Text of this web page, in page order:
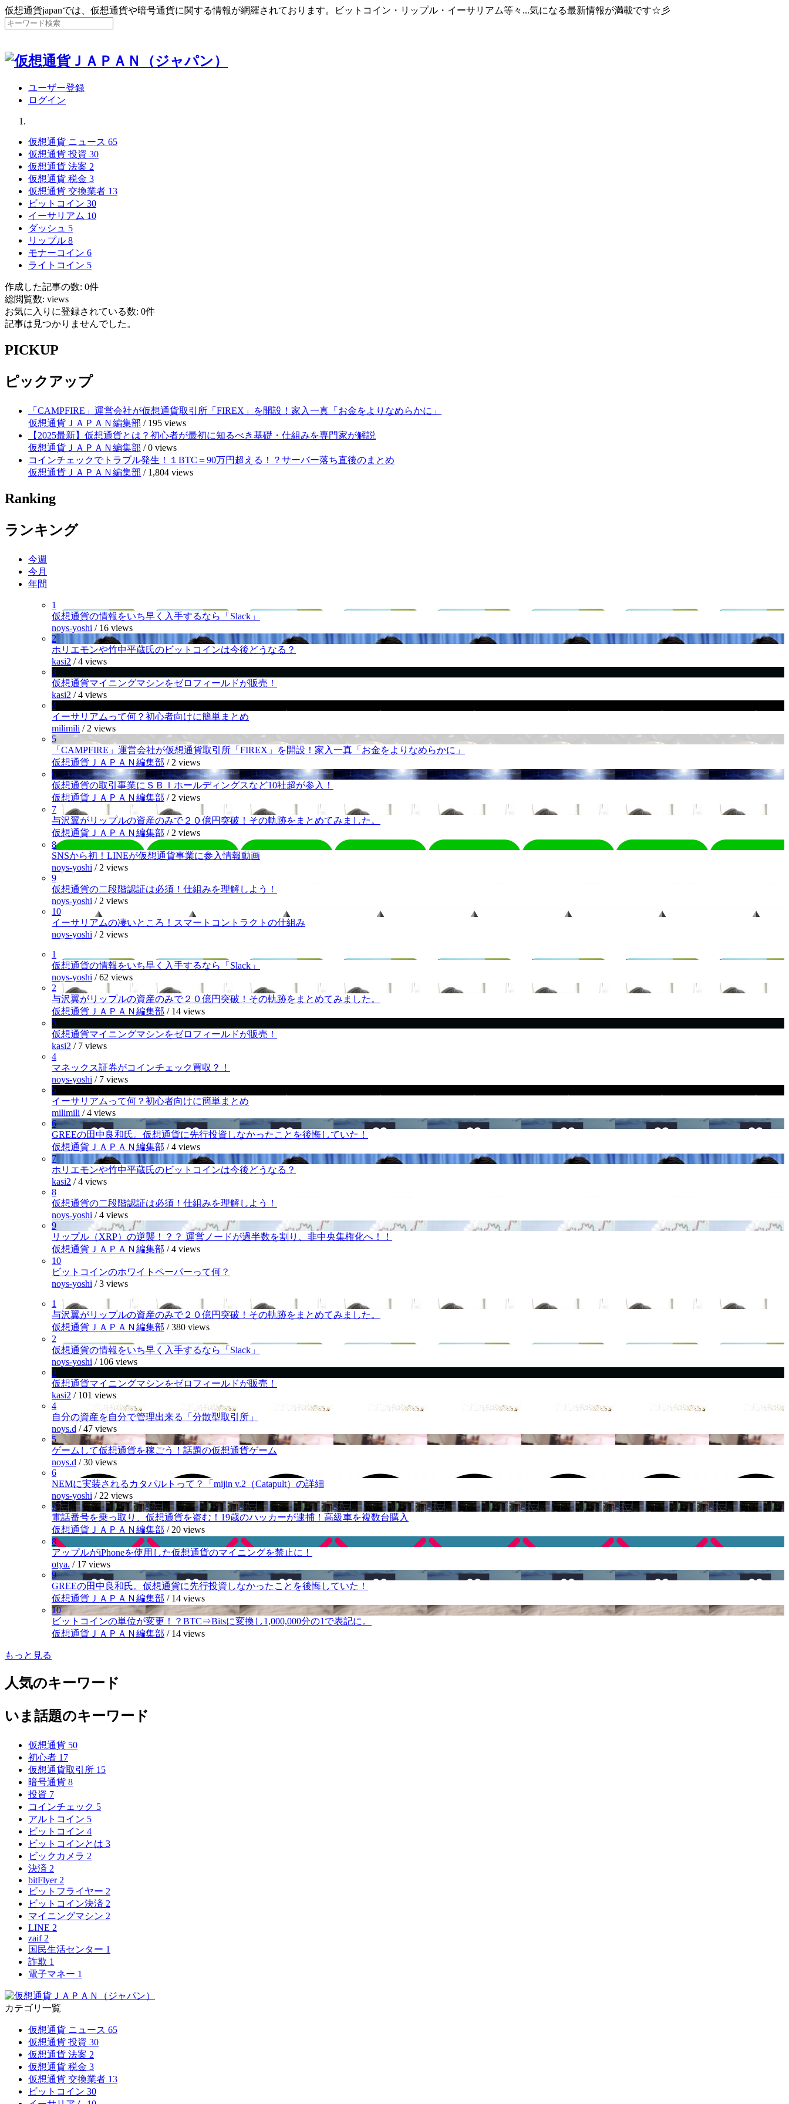
仮想通貨japanでは、仮想通貨や暗号通貨に関する情報が網羅されております。ビットコイン・リップル・イーサリアム等々...気になる最新情報が満載です☆彡
ユーザー登録
ログイン
仮想通貨 ニュース 65
仮想通貨 投資 30
仮想通貨 法案 2
仮想通貨 税金 3
仮想通貨 交換業者 13
ビットコイン 30
イーサリアム 10
ダッシュ 5
リップル 8
モナーコイン 6
ライトコイン 5
作成した記事の数: 0件
総閲覧数: views
お気に入りに登録されている数: 0件
記事は見つかりませんでした。
PICKUP
ピックアップ
「CAMPFIRE」運営会社が仮想通貨取引所「FIREX」を開設！家入一真「お金をよりなめらかに」
仮想通貨ＪＡＰＡＮ編集部 / 195 views
【2025最新】仮想通貨とは？初心者が最初に知るべき基礎・仕組みを専門家が解説
仮想通貨ＪＡＰＡＮ編集部 /0 views
コインチェックでトラブル発生！１BTC＝90万円超える！？サーバー落ち直後のまとめ
仮想通貨ＪＡＰＡＮ編集部 / 1,804 views
Ranking
ランキング
今週
今月
年間
1
仮想通貨の情報をいち早く入手するなら「Slack」
noys-yoshi / 16 views
2
ホリエモンや竹中平蔵氏のビットコインは今後どうなる？
kasi2 /4 views
3
仮想通貨マイニングマシンをゼロフィールドが販売！
kasi2 /4 views
4
イーサリアムって何？初心者向けに簡単まとめ
milimili / 2 views
5
「CAMPFIRE」運営会社が仮想通貨取引所「FIREX」を開設！家入一真「お金をよりなめらかに」
仮想通貨ＪＡＰＡＮ編集部 / 2 views
6
仮想通貨の取引事業にＳＢＩホールディングスなど10社超が参入！
仮想通貨ＪＡＰＡＮ編集部 / 2 views
7
与沢翼がリップルの資産のみで２０億円突破！その軌跡をまとめてみました。
仮想通貨ＪＡＰＡＮ編集部 / 2 views
8
SNSから初！LINEが仮想通貨事業に参入情報動画
noys-yoshi / 2 views
9
仮想通貨の二段階認証は必須！仕組みを理解しよう！
noys-yoshi / 2 views
10
イーサリアムの凄いところ！スマートコントラクトの仕組み
noys-yoshi / 2 views
1
仮想通貨の情報をいち早く入手するなら「Slack」
noys-yoshi /62 views
2
与沢翼がリップルの資産のみで２０億円突破！その軌跡をまとめてみました。
仮想通貨ＪＡＰＡＮ編集部 / 14 views
3
仮想通貨マイニングマシンをゼロフィールドが販売！
kasi2 / 7 views
4
マネックス証券がコインチェック買収？！
noys-yoshi / 7 views
5
イーサリアムって何？初心者向けに簡単まとめ
milimili /4 views
6
GREEの田中良和氏。仮想通貨に先行投資しなかったことを後悔していた！
仮想通貨ＪＡＰＡＮ編集部 /4 views
7
ホリエモンや竹中平蔵氏のビットコインは今後どうなる？
kasi2 /4 views
8
仮想通貨の二段階認証は必須！仕組みを理解しよう！
noys-yoshi /4 views
9
リップル（XRP）の逆襲！？？ 運営ノードが過半数を割り、非中央集権化へ！！
仮想通貨ＪＡＰＡＮ編集部 /4 views
10
ビットコインのホワイトペーパーって何？
noys-yoshi /3 views
1
与沢翼がリップルの資産のみで２０億円突破！その軌跡をまとめてみました。
仮想通貨ＪＡＰＡＮ編集部 /380 views
2
仮想通貨の情報をいち早く入手するなら「Slack」
noys-yoshi / 106 views
3
仮想通貨マイニングマシンをゼロフィールドが販売！
kasi2 / 101 views
4
自分の資産を自分で管理出来る「分散型取引所」
noys.d /47 views
5
ゲームして仮想通貨を稼ごう！話題の仮想通貨ゲーム
noys.d /30 views
6
NEMに実装されるカタパルトって？「mijin v.2（Catapult）の詳細
noys-yoshi / 22 views
7
電話番号を乗っ取り、仮想通貨を盗む！19歳のハッカーが逮捕！高級車を複数台購入
仮想通貨ＪＡＰＡＮ編集部 / 20 views
8
アップルがiPhoneを使用した仮想通貨のマイニングを禁止に！
otya. / 17 views
9
GREEの田中良和氏。仮想通貨に先行投資しなかったことを後悔していた！
仮想通貨ＪＡＰＡＮ編集部 / 14 views
10
ビットコインの単位が変更！？BTC⇒Bitsに変換し1,000,000分の1で表記に。
仮想通貨ＪＡＰＡＮ編集部 / 14 views
もっと見る
人気のキーワード
いま話題のキーワード
仮想通貨 50
初心者 17
仮想通貨取引所 15
暗号通貨 8
投資 7
コインチェック 5
アルトコイン 5
ビットコイン 4
ビットコインとは 3
ビックカメラ 2
決済 2
bitFlyer 2
ビットフライヤー 2
ビットコイン決済 2
マイニングマシン 2
LINE 2
zaif 2
国民生活センター 1
詐欺 1
電子マネー 1
カテゴリ一覧
仮想通貨 ニュース 65
仮想通貨 投資 30
仮想通貨 法案 2
仮想通貨 税金 3
仮想通貨 交換業者 13
ビットコイン 30